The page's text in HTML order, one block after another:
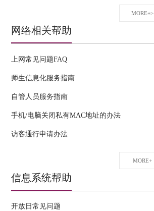
MORE+>
网络相关帮助
上网常见问题FAQ
师生信息化服务指南
自管人员服务指南
手机/电脑关闭私有MAC地址的办法
访客通行申请办法
MORE+
信息系统帮助
开放日常见问题